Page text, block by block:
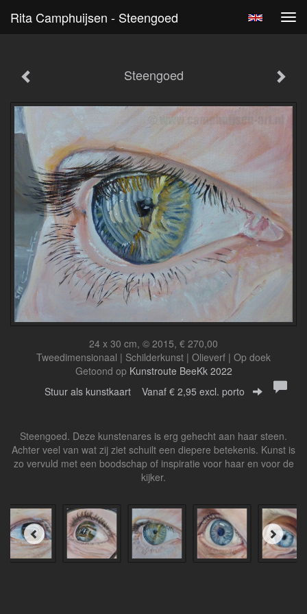
Rita Camphuijsen - Steengoed
Steengoed
24 x 30 cm, © 2015, € 270,00
Tweedimensionaal | Schilderkunst | Olieverf | Op doek
Getoond op Kunstroute BeeKk 2022
Stuur als kunstkaart Vanaf € 2,95 excl. porto
Steengoed. Deze kunstenares is erg gehecht aan haar steen.
Achter veel van wat zij ziet schuilt een diepere betekenis. Kunst is
zo vervuld met een boodschap of inspiratie voor haar en voor de
kijker.